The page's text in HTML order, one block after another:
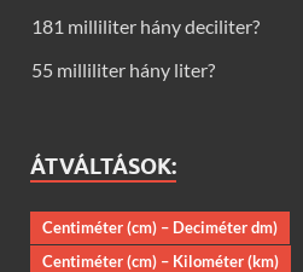
181 milliliter hány deciliter?
55 milliliter hány liter?
ÁTVÁLTÁSOK:
Centiméter (cm) – Deciméter dm)
Centiméter (cm) – Kilométer (km)